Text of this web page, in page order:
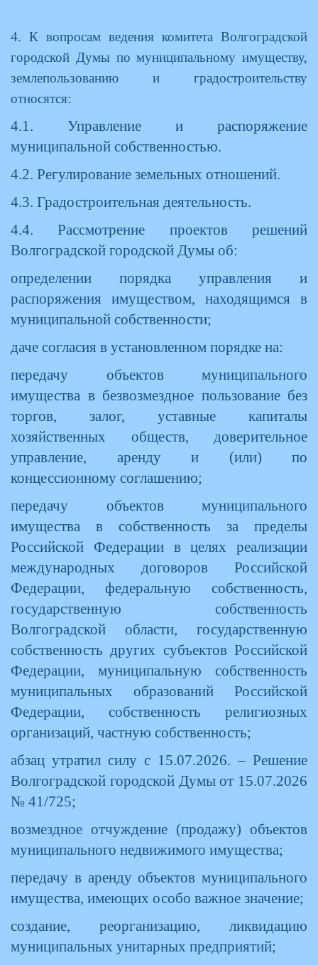
4. К вопросам ведения комитета Волгоградской
городской Думы по муниципальному имуществу,
землепользованию и градостроительству
относятся:
4.1. Управление и распоряжение
муниципальной собственностью.
4.2. Регулирование земельных отношений.
4.3. Градостроительная деятельность.
4.4. Рассмотрение проектов решений
Волгоградской городской Думы об:
определении порядка управления и
распоряжения имуществом, находящимся в
муниципальной собственности;
даче согласия в установленном порядке на:
передачу объектов муниципального
имущества в безвозмездное пользование без
торгов, залог, уставные капиталы
хозяйственных обществ, доверительное
управление, аренду и (или) по
концессионному соглашению;
передачу объектов муниципального
имущества в собственность за пределы
Российской Федерации в целях реализации
международных договоров Российской
Федерации, федеральную собственность,
государственную собственность
Волгоградской области, государственную
собственность других субъектов Российской
Федерации, муниципальную собственность
муниципальных образований Российской
Федерации, собственность религиозных
организаций, частную собственность;
абзац утратил силу с 15.07.2026. – Решение
Волгоградской городской Думы от 15.07.2026
№ 41/725;
возмездное отчуждение (продажу) объектов
муниципального недвижимого имущества;
передачу в аренду объектов муниципального
имущества, имеющих особо важное значение;
создание, реорганизацию, ликвидацию
муниципальных унитарных предприятий;